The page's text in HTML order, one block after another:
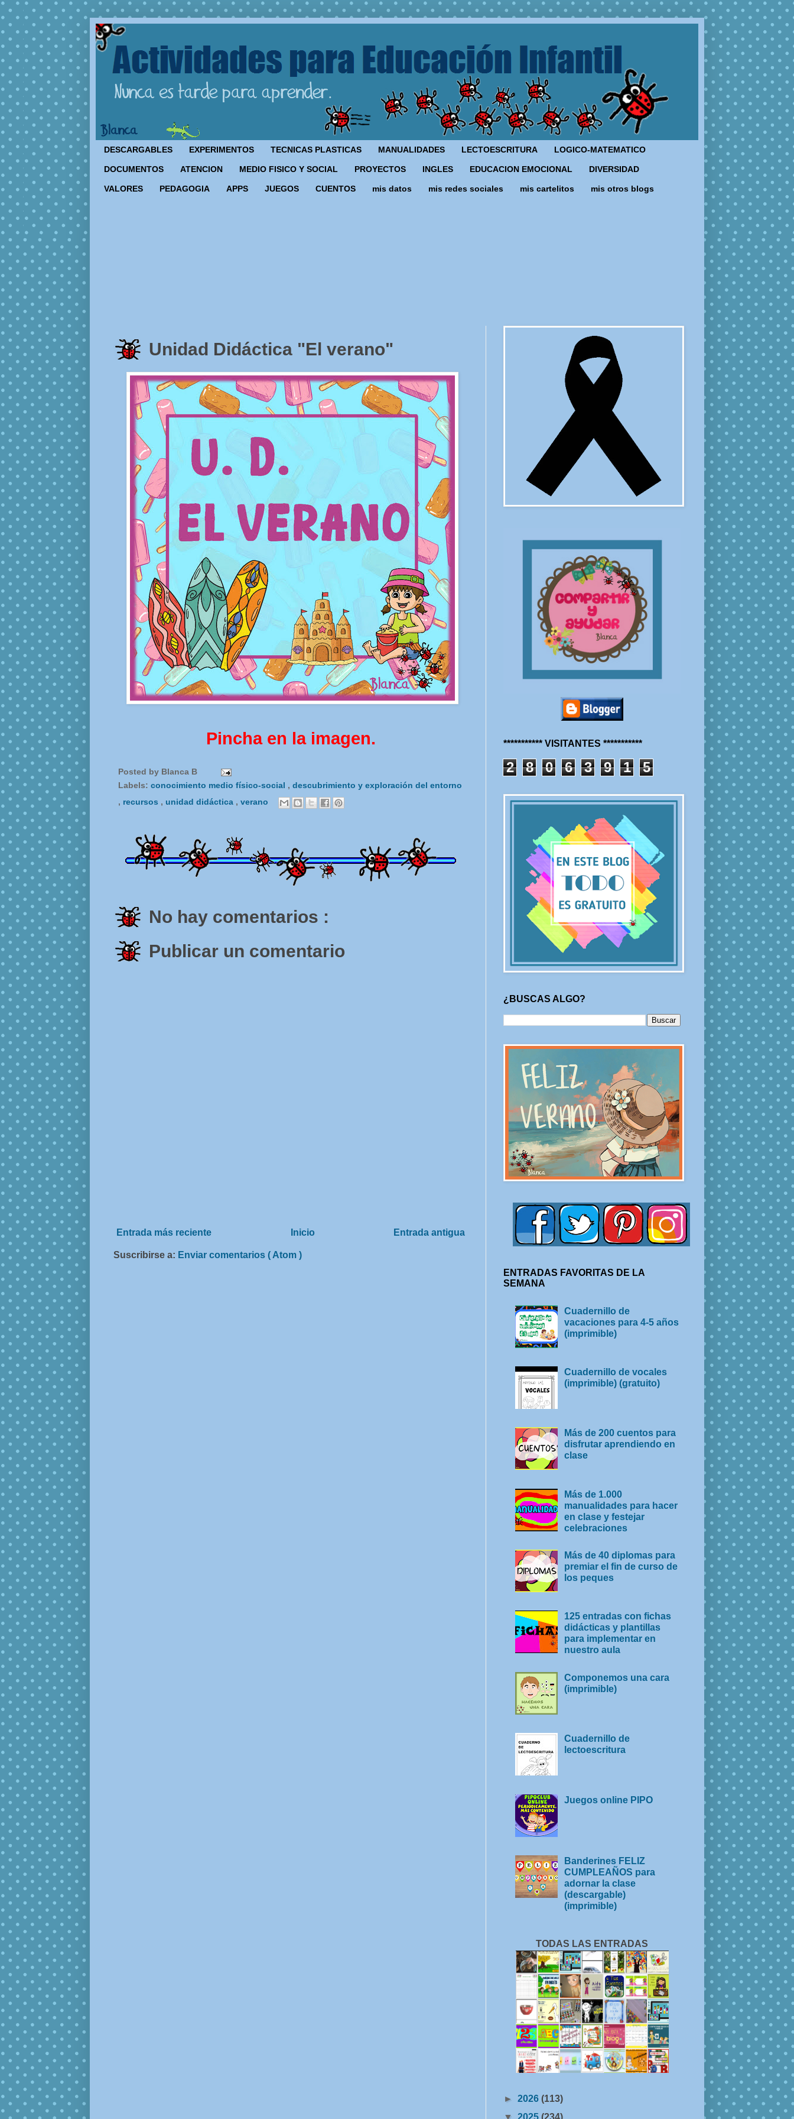
DESCARGABLES EXPERIMENTOS TECNICAS PLASTICAS MANUALIDADES LECTOESCRITURA LOGICO-MATEMATICO
DOCUMENTOS ATENCION MEDIO FISICO Y SOCIAL PROYECTOS INGLES EDUCACION EMOCIONAL DIVERSIDAD
VALORES PEDAGOGIA APPS JUEGOS CUENTOS mis datos mis redes sociales mis cartelitos mis otros blogs
Unidad Didáctica "El verano"
Pincha en la imagen.
Posted by Blanca B
Labels: conocimiento medio físico-social , descubrimiento y exploración del entorno
, recursos , unidad didáctica , verano
No hay comentarios :
Publicar un comentario
Entrada más reciente Entrada antigua
Inicio
Suscribirse a: Enviar comentarios ( Atom )
*********** VISITANTES ***********
2 8 0 6 3 9 1 5
¿BUSCAS ALGO?
ENTRADAS FAVORITAS DE LA
SEMANA
Cuadernillo de
vacaciones para 4-5 años
(imprimible)
Cuadernillo de vocales
(imprimible) (gratuito)
Más de 200 cuentos para
disfrutar aprendiendo en
clase
Más de 1.000
manualidades para hacer
en clase y festejar
celebraciones
Más de 40 diplomas para
premiar el fin de curso de
los peques
125 entradas con fichas
didácticas y plantillas
para implementar en
nuestro aula
Componemos una cara
(imprimible)
Cuadernillo de
lectoescritura
Juegos online PIPO
Banderines FELIZ
CUMPLEAÑOS para
adornar la clase
(descargable)
(imprimible)
TODAS LAS ENTRADAS
► 2026 (113)